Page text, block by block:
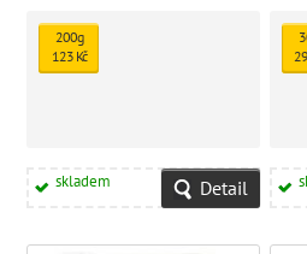
200g
123 Kč
skladem Detail
a